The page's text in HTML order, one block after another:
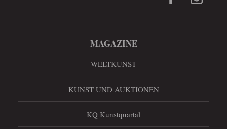
MAGAZINE
WELTKUNST
KUNST UND AUKTIONEN
KQ Kunstquartal